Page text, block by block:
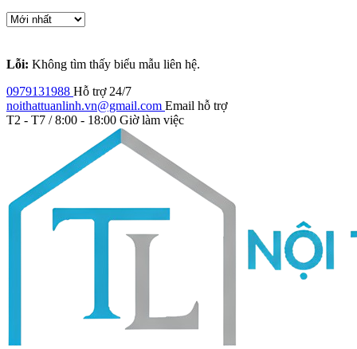
Lỗi: Không tìm thấy biểu mẫu liên hệ.
0979131988 Hỗ trợ 24/7
noithattuanlinh.vn@gmail.com Email hỗ trợ
T2 - T7 / 8:00 - 18:00 Giờ làm việc